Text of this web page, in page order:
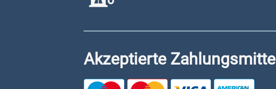
Akzeptierte Zahlungsmittel